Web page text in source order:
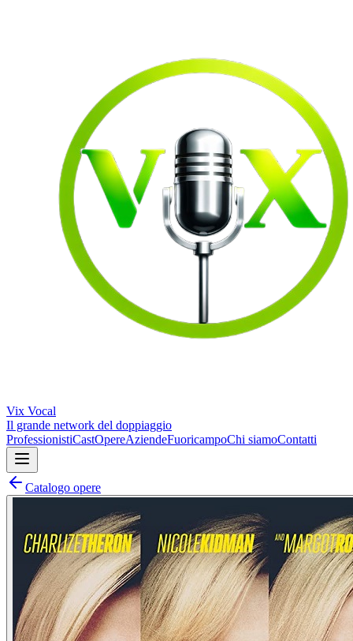
Vix Vocal
Il grande network del doppiaggio
ProfessionistiCastOpereAziendeFuoricampoChi siamoContatti
Catalogo opere